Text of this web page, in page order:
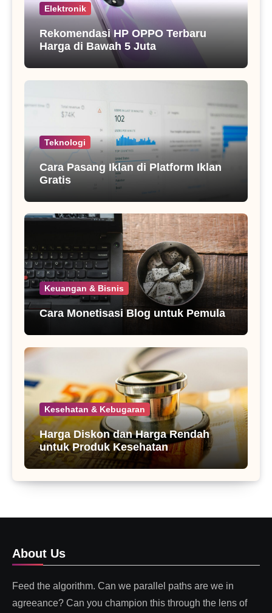
Elektronik
Rekomendasi HP OPPO Terbaru
Harga di Bawah 5 Juta
Teknologi
Cara Pasang Iklan di Platform Iklan
Gratis
Keuangan & Bisnis
Cara Monetisasi Blog untuk Pemula
Kesehatan & Kebugaran
Harga Diskon dan Harga Rendah
untuk Produk Kesehatan
About Us
Feed the algorithm. Can we parallel paths are we in
agreeance? Can you champion this through the lens of